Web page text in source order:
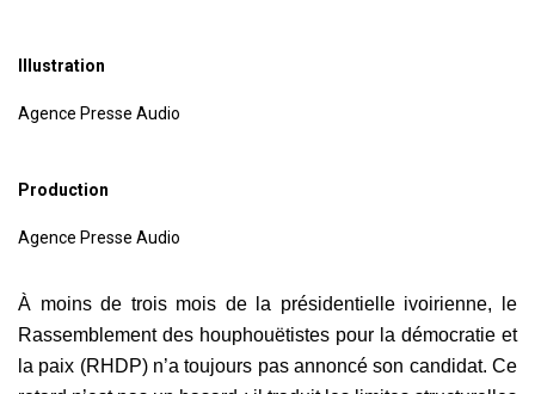
Illustration
Agence Presse Audio
Production
Agence Presse Audio
À moins de trois mois de la présidentielle ivoirienne, le
Rassemblement des houphouëtistes pour la démocratie et
la paix (RHDP) n’a toujours pas annoncé son candidat. Ce